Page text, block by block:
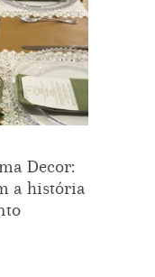
Decor:
a história